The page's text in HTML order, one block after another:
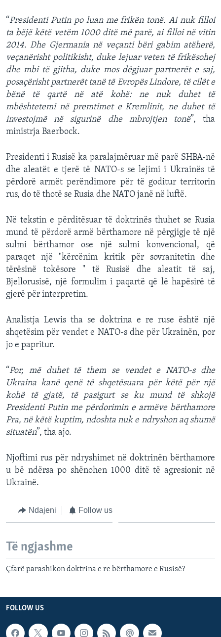
“Presidenti Putin po luan me frikën tonë. Ai nuk filloi
ta bëjë këtë vetëm 1000 ditë më parë, ai filloi në vitin
2014. Dhe Gjermania në veçanti bëri gabim atëherë,
veçanërisht politikisht, duke lejuar veten të frikësohej
dhe mbi të gjitha, duke mos dëgjuar partnerët e saj,
posaçërisht partnerët tanë të Evropës Lindore, të cilët e
bënë të qartë në atë kohë: ne nuk duhet të
mbështetemi në premtimet e Kremlinit, ne duhet të
investojmë në sigurinë dhe mbrojtjen tonë”, tha
ministrja Baerbock.
Presidenti i Rusisë ka paralajmëruar më parë SHBA-në
dhe aleatët e tjerë të NATO-s se lejimi i Ukrainës të
përdorë armët perëndimore për të goditur territorin
rus, do të thotë se Rusia dhe NATO janë në luftë.
Në tekstin e përditësuar të doktrinës thuhet se Rusia
mund të përdorë armë bërthamore në përgjigje të një
sulmi bërthamor ose një sulmi konvencional, që
paraqet një "kërcënim kritik për sovranitetin dhe
tërësinë tokësore " të Rusisë dhe aleatit të saj,
Bjellorusisë, një formulim i paqartë që lë hapësirë të
gjerë për interpretim.
Analistja Lewis tha se doktrina e re ruse është një
shqetësim për vendet e NATO-s dhe për Ukrainën, por
jo e papritur.
“Por, më duhet të them se vendet e NATO-s dhe
Ukraina kanë qenë të shqetësuara për këtë për një
kohë të gjatë, të pasigurt se ku mund të shkojë
Presidenti Putin me përdorimin e armëve bërthamore
Pra, në këtë kuptim, ndoshta nuk e ndryshon aq shumë
situatën”, tha ajo.
Njoftimi rus për ndryshimet në doktrinën bërthamore
u bë ndërsa po shënohen 1000 ditë të agresionit në
Ukrainë.
Ndajeni Follow us
Të ngjashme
Çfarë parashikon doktrina e re bërthamore e Rusisë?
FOLLOW US